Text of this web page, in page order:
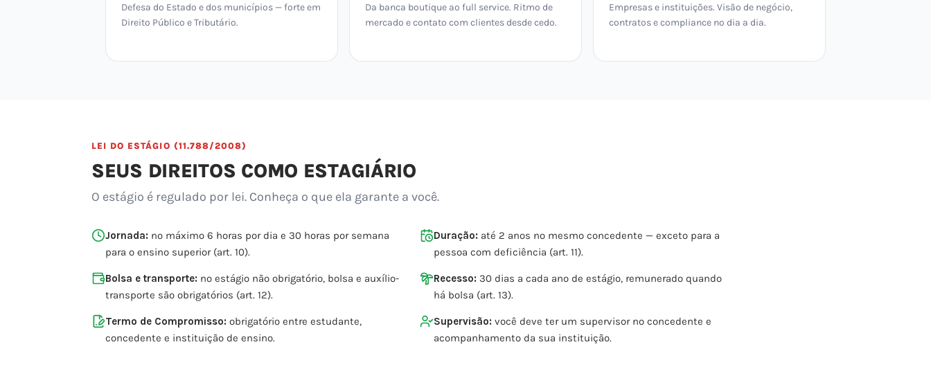
Defesa do Estado e dos municípios — forte em
Direito Público e Tributário.
Da banca boutique ao full service. Ritmo de
mercado e contato com clientes desde cedo.
Empresas e instituições. Visão de negócio,
contratos e compliance no dia a dia.
LEI DO ESTÁGIO (11.788/2008)
SEUS DIREITOS COMO ESTAGIÁRIO
O estágio é regulado por lei. Conheça o que ela garante a você.
Jornada: no máximo 6 horas por dia e 30 horas por semana
para o ensino superior (art. 10).
Duração: até 2 anos no mesmo concedente — exceto para a
pessoa com deficiência (art. 11).
Bolsa e transporte: no estágio não obrigatório, bolsa e auxílio-
transporte são obrigatórios (art. 12).
Recesso: 30 dias a cada ano de estágio, remunerado quando
há bolsa (art. 13).
Termo de Compromisso: obrigatório entre estudante,
concedente e instituição de ensino.
Supervisão: você deve ter um supervisor no concedente e
acompanhamento da sua instituição.